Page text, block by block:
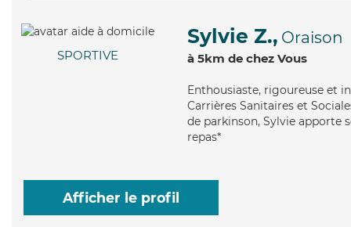
SPORTIVE
Sylvie Z., Oraison
à 5km de chez Vous
Enthousiaste, rigoureuse et
Carrières Sanitaires et
de parkinson, Sylvie apporte
repas*
Afficher le profil